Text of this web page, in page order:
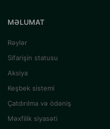
MƏLUMAT
Rəylər
Sifarişin statusu
Aksiya
Keşbek sistemi
Çatdırılma və ödəniş
Məxfilik siyasəti